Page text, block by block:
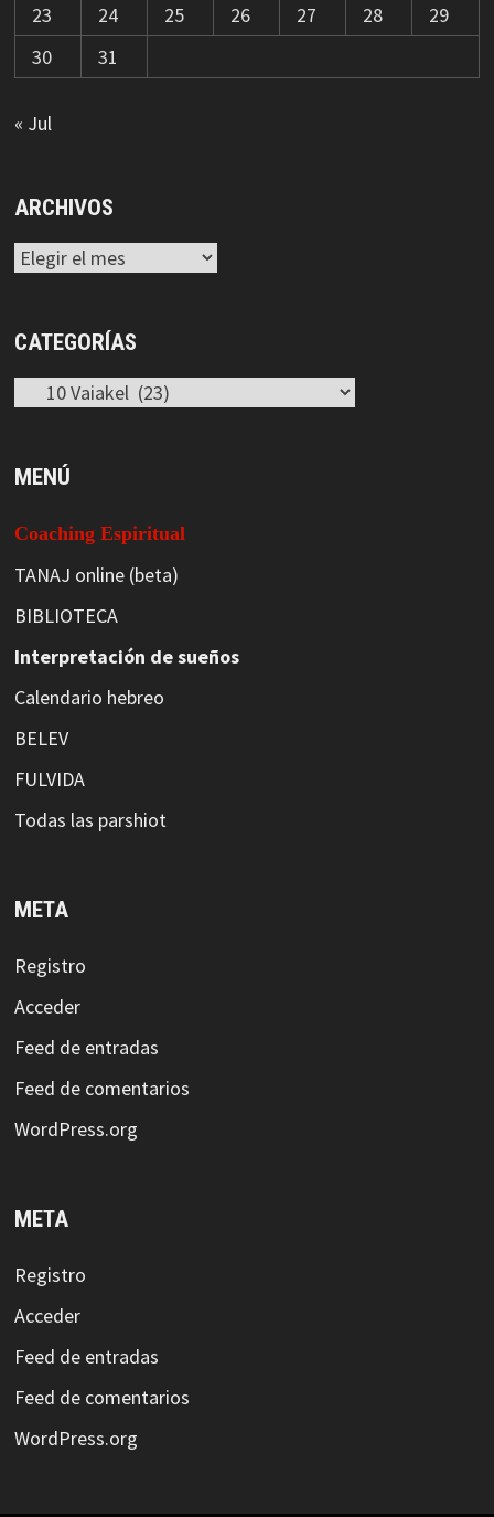
23
24 25 26 27 28
29
30
31
« Jul
ARCHIVOS
Archivos
CATEGORÍAS
Categorías
MENÚ
Coaching Espiritual
TANAJ online (beta)
BIBLIOTECA
Interpretación de sueños
Calendario hebreo
BELEV
FULVIDA
Todas las parshiot
META
Registro
Acceder
Feed de entradas
Feed de comentarios
WordPress.org
META
Registro
Acceder
Feed de entradas
Feed de comentarios
WordPress.org